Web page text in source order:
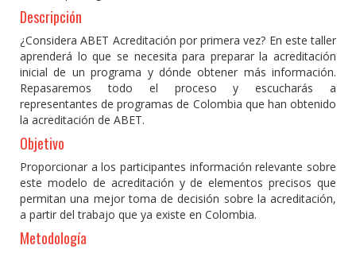
Descripción
¿Considera ABET Acreditación por primera vez? En este taller
aprenderá lo que se necesita para preparar la acreditación
inicial de un programa y dónde obtener más información.
Repasaremos todo el proceso y escucharás a
representantes de programas de Colombia que han obtenido
la acreditación de ABET.
Objetivo
Proporcionar a los participantes información relevante sobre
este modelo de acreditación y de elementos precisos que
permitan una mejor toma de decisión sobre la acreditación,
a partir del trabajo que ya existe en Colombia.
Metodología